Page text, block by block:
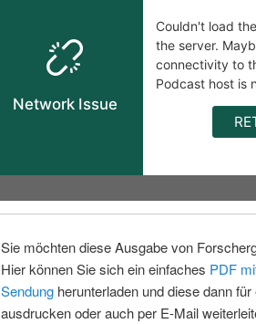
Sie möchten diese Ausgabe von
Hier können Sie sich ein einfaches PDF
Sendungherunterladen und diese dann
ausdrucken oder auch per E-Mail